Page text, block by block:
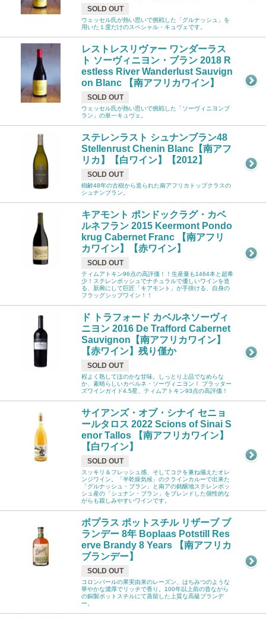
SOLD OUT
ウェッセル氏が熱い思いで挑戦した「グルナッシュ」を
用いた１度だけのスペシャル・キュヴェです。
レストレスリヴァー ワンダーラス
ト ソーヴィニヨン・ブラン 2018 R
estless River Wanderlust Sauvign
on Blanc 【南アフリカワイン】
SOLD OUT
ウェッセル氏が熱い思いで挑戦した「ソーヴィニヨンブ
ラン」の単一キュヴェ。
ステレンラスト シュナンブラン48
Stellenrust Chenin Blanc【南アフ
リカ】【白ワイン】【2012】
SOLD OUT
樹齢48年の古樹から造られた南アフリカトップクラスの
シュナンブラン。
キアモント ポンドックラグ・カベ
ルネフラン 2015 Keermont Pondo
krug Cabernet Franc 【南アフリ
カワイン】【赤ワイン】
SOLD OUT
ティムアトキン96点の高評価！！生産量も1464本と超希
少！ステレンボッシュでナチュラルで優しいワインを造
る、新興にして巨匠「キアモント」が手掛ける、自身の
フラッグシップワイン！！
ド トラフォード カベルネソーヴィ
ニヨン 2016 De Trafford Cabernet
Sauvignon【南アフリカワイン】
【赤ワイン】残り僅か
SOLD OUT
程よく熟してほのかな甘味。しっとり上品でなめらな
か、素晴らしいカベルネ・ソーヴィニヨン！ プラッター
ズワインガイド4.5星、ティムアトキン93点の高評価！
サイアンズ・オブ・シナイ セニョ
ールタロス 2022 Scions of Sinai S
enor Tallos 【南アフリカワイン】
【白ワイン】
SOLD OUT
スッキリ＆フレッシュ感、そしてコクを兼ね備えたオレ
ンジワイン。「半乾燥気候」のクラインカルーで出来た
「グルナッシュ・ブラン」と南アの銘醸地ステレンボッ
シュ産の「シュナン・ブラン」をブレンドした個性的な
がらも親しみやすいワインです。
ボプラス ポットスチル リザーブ ブ
ランデー 8年 Boplaas Potstill Res
erve Brandy 8 Years 【南アフリカ
ブランデー】
SOLD OUT
コロンバールの果実由来のレーズン、はちみつのような
華やかな濃厚でリッチで香り。100年以上前の昔ながら
の銅製ポットスチルにて蒸留した上質な高級ブランデ
ー。